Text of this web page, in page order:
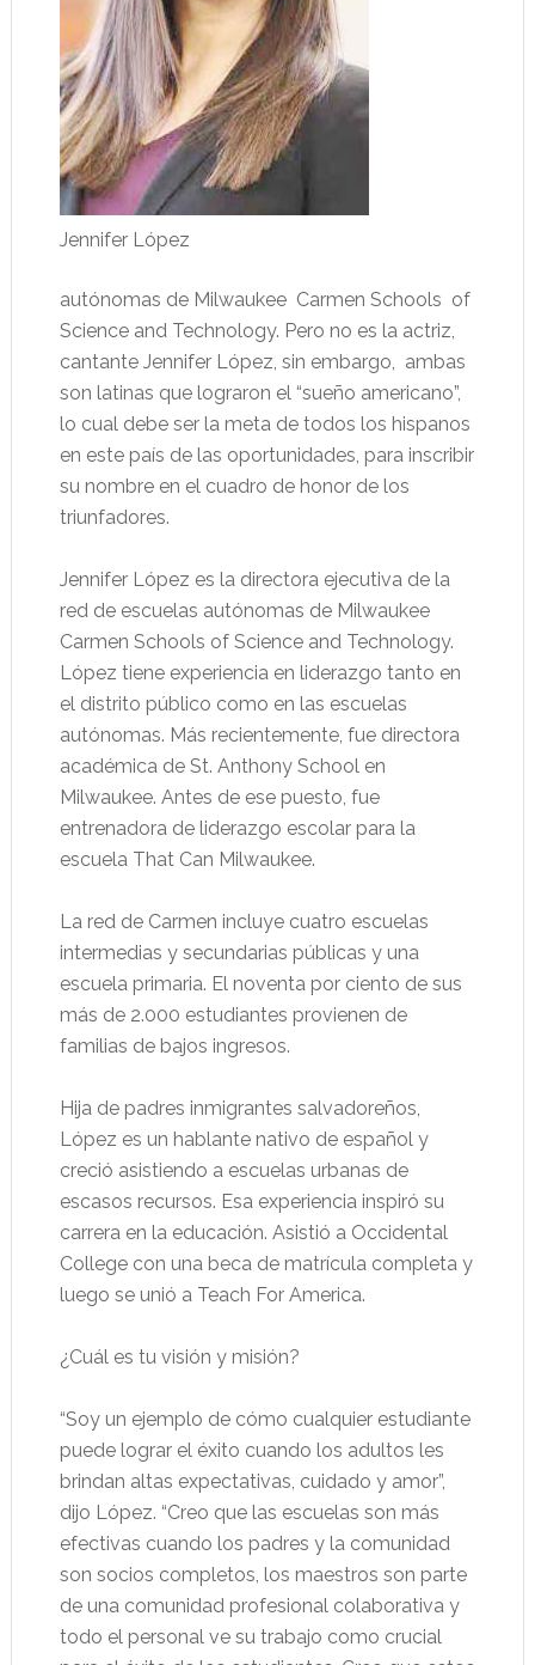
Jennifer López
autónomas de Milwaukee Carmen Schools of
Science and Technology. Pero no es la actriz,
cantante Jennifer López, sin embargo, ambas
son latinas que lograron el “sueño americano”,
lo cual debe ser la meta de todos los hispanos
en este país de las oportunidades, para inscribir
su nombre en el cuadro de honor de los
triunfadores.
Jennifer López es la directora ejecutiva de la
red de escuelas autónomas de Milwaukee
Carmen Schools of Science and Technology.
López tiene experiencia en liderazgo tanto en
el distrito público como en las escuelas
autónomas. Más recientemente, fue directora
académica de St. Anthony School en
Milwaukee. Antes de ese puesto, fue
entrenadora de liderazgo escolar para la
escuela That Can Milwaukee.
La red de Carmen incluye cuatro escuelas
intermedias y secundarias públicas y una
escuela primaria. El noventa por ciento de sus
más de 2.000 estudiantes provienen de
familias de bajos ingresos.
Hija de padres inmigrantes salvadoreños,
López es un hablante nativo de español y
creció asistiendo a escuelas urbanas de
escasos recursos. Esa experiencia inspiró su
carrera en la educación. Asistió a Occidental
College con una beca de matrícula completa y
luego se unió a Teach For America.
¿Cuál es tu visión y misión?
“Soy un ejemplo de cómo cualquier estudiante
puede lograr el éxito cuando los adultos les
brindan altas expectativas, cuidado y amor”,
dijo López. “Creo que las escuelas son más
efectivas cuando los padres y la comunidad
son socios completos, los maestros son parte
de una comunidad profesional colaborativa y
todo el personal ve su trabajo como crucial